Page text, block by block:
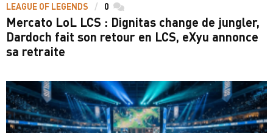
LEAGUE OF LEGENDS 0 commentaires
Mercato LoL LCS : Dignitas change de jungler,
Dardoch fait son retour en LCS, eXyu annonce
sa retraite